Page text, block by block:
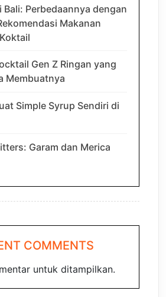
Bali: Perbedaannya dengan
Makanan
Gen Z Ringan yang
Membuatnya
Simple Syrup Sendiri di
Garam dan Merica
COMMENTS
untuk ditampilkan.